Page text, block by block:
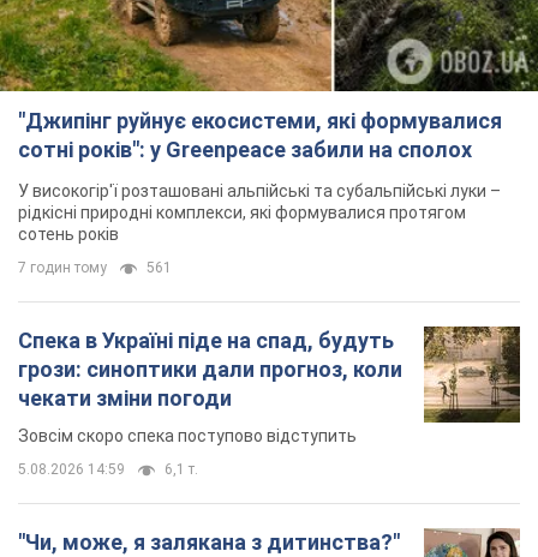
"Джипінг руйнує екосистеми, які формувалися
сотні років": у Greenpeace забили на сполох
У високогір'ї розташовані альпійські та субальпійські луки –
рідкісні природні комплекси, які формувалися протягом
сотень років
7 годин тому 561
Спека в Україні піде на спад, будуть
грози: синоптики дали прогноз, коли
чекати зміни погоди
Зовсім скоро спека поступово відступить
5.08.2026 14:59 6,1 т.
"Чи, може, я залякана з дитинства?"